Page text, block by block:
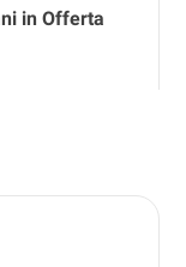
in Offerta